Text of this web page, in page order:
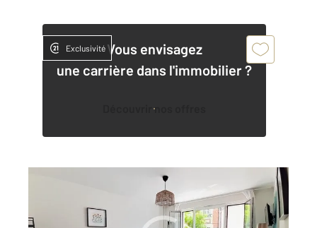
Vous envisagez
une carrière dans l'immobilier ?
Découvrir nos offres
Exclusivité
Ref : 34409